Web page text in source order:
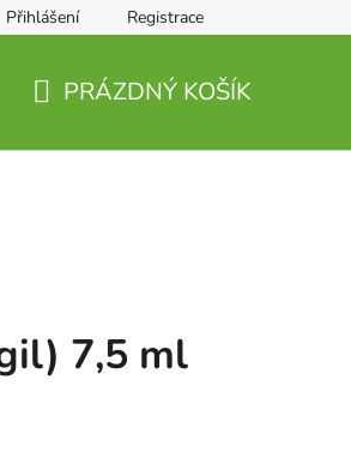
Přihlášení Registrace
PRÁZDNÝ KOŠÍK
7,5 ml